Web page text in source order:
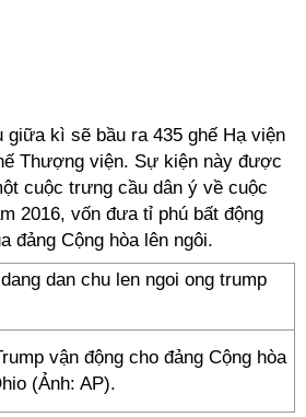
giữa kì sẽ bầu ra 435 ghế Hạ viện
Thượng viện. Sự kiện này được
cuộc trưng cầu dân ý về cuộc
2016, vốn đưa tỉ phú bất động
đảng Cộng hòa lên ngôi.
vận động cho đảng Cộng hòa
(Ảnh: AP).